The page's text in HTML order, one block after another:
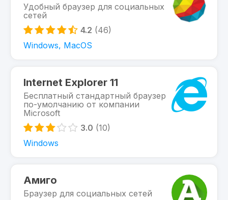
Удобный браузер для социальных
сетей
4.2 (46)
Windows, MacOS
Internet Explorer 11
Бесплатный стандартный браузер
по-умолчанию от компании
Microsoft
3.0 (10)
Windows
Амиго
Браузер для социальных сетей